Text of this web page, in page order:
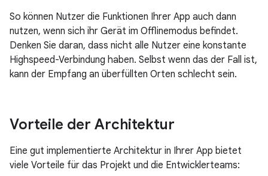
So können Nutzer die Funktionen Ihrer App auch dann
nutzen, wenn sich ihr Gerät im Offlinemodus befindet.
Denken Sie daran, dass nicht alle Nutzer eine konstante
Highspeed-Verbindung haben. Selbst wenn das der Fall ist,
kann der Empfang an überfüllten Orten schlecht sein.
Vorteile der Architektur
Eine gut implementierte Architektur in Ihrer App bietet
viele Vorteile für das Projekt und die Entwicklerteams: